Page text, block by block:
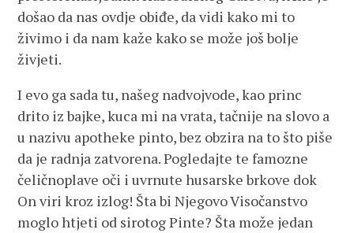
došao da nas ovdje obiđe, da vidi kako mi to
živimo i da nam kaže kako se može još bolje
živjeti.
I evo ga sada tu, našeg nadvojvode, kao princ
drito iz bajke, kuca mi na vrata, tačnije na slovo a
u nazivu apotheke pinto, bez obzira na to što piše
da je radnja zatvorena. Pogledajte te famozne
čeličnoplave oči i uvrnute husarske brkove dok
On viri kroz izlog! Šta bi Njegovo Visočanstvo
moglo htjeti od sirotog Pinte? Šta može jedan